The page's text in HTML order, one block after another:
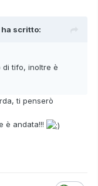
ha scritto:
di tifo, inoltre è
ti penserò
è andata!!!